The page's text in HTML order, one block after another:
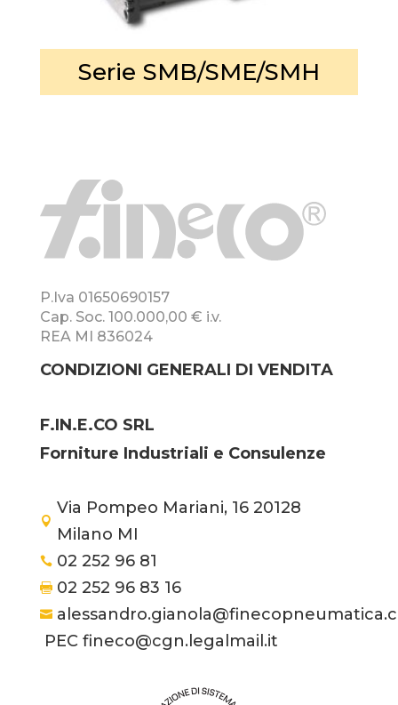
Serie SMB/SME/SMH
P.Iva 01650690157
Cap. Soc. 100.000,00 € i.v.
REA MI 836024
CONDIZIONI GENERALI DI VENDITA
F.IN.E.CO SRL
Forniture Industriali e Consulenze

Via Pompeo Mariani, 16 20128
Milano MI
 02 252 96 81
 02 252 96 83 16

PEC fineco@cgn.legalmail.it